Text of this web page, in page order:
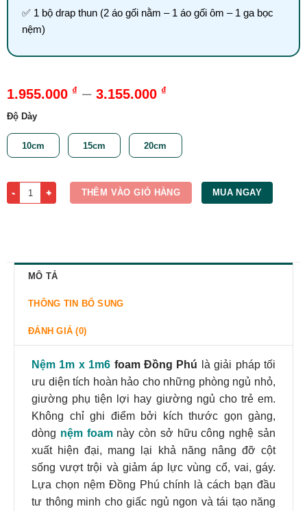
✅ 1 bộ drap thun (2 áo gối nằm – 1 áo gối ôm – 1 ga bọc
nệm)
1.955.000 ₫ – 3.155.000 ₫
Độ Dày
10cm 15cm 20cm
Nệm 1m x 1m6 | Nệm Foam Đồng Phú Cao Cấp số lượng
THÊM VÀO GIỎ HÀNG MUA NGAY
MÔ TẢ
THÔNG TIN BỔ SUNG
ĐÁNH GIÁ (0)
Nệm 1m x 1m6 foam Đồng Phú là giải pháp tối
ưu diện tích hoàn hảo cho những phòng ngủ nhỏ,
giường phụ tiện lợi hay giường ngủ cho trẻ em.
Không chỉ ghi điểm bởi kích thước gọn gàng,
dòng nệm foamnày còn sở hữu công nghệ sản
xuất hiện đại, mang lại khả năng nâng đỡ cột
sống vượt trội và giảm áp lực vùng cổ, vai, gáy.
Lựa chọn nệm Đồng Phú chính là cách bạn đầu
tư thông minh cho giấc ngủ ngon và tái tạo năng